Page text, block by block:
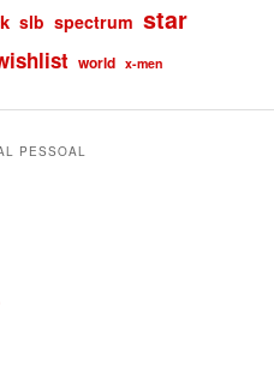
slb spectrum star
world x-men
PESSOAL